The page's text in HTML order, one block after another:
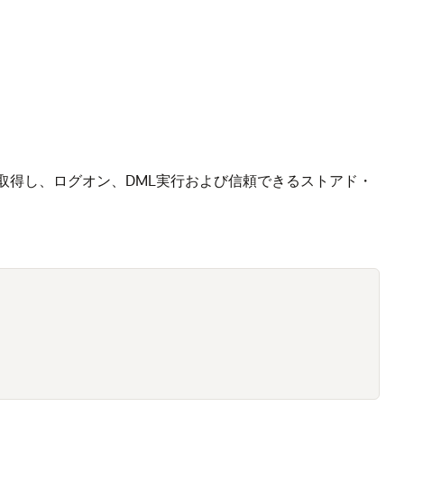
し、ログオン、DML実行および信頼できるストアド・